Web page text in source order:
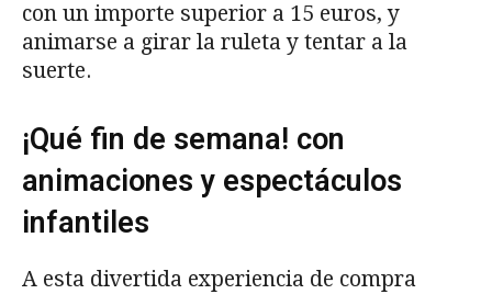
con un importe superior a 15 euros, y
animarse a girar la ruleta y tentar a la
suerte.
¡Qué fin de semana! con
animaciones y espectáculos
infantiles
A esta divertida experiencia de compra